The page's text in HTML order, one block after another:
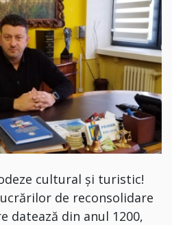
cultural și turistic!
de reconsolidare
datează din anul 1200,